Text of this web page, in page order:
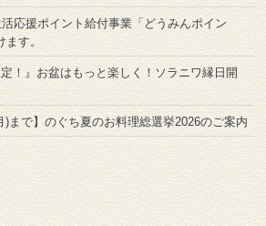
応援ポイント給付事業「どうみんポイン
す。
定！』お盆はもっと楽しく！ソラニワ縁日開
)まで】のぐち夏のお料理総選挙2026のご案内